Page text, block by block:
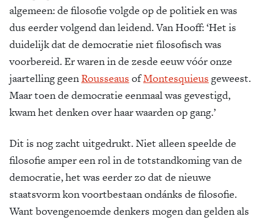
algemeen: de filosofie volgde op de politiek en was
dus eerder volgend dan leidend. Van Hooff: ‘Het is
duidelijk dat de democratie niet filosofisch was
voorbereid. Er waren in de zesde eeuw vóór onze
jaartelling geenRousseaus ofMontesquieus geweest.
Maar toen de democratie eenmaal was gevestigd,
kwam het denken over haar waarden op gang.’
Dit is nog zacht uitgedrukt. Niet alleen speelde de
filosofie amper een rol in de totstandkoming van de
democratie, het was eerder zo dat de nieuwe
staatsvorm kon voortbestaan ondánks de filosofie.
Want bovengenoemde denkers mogen dan gelden als